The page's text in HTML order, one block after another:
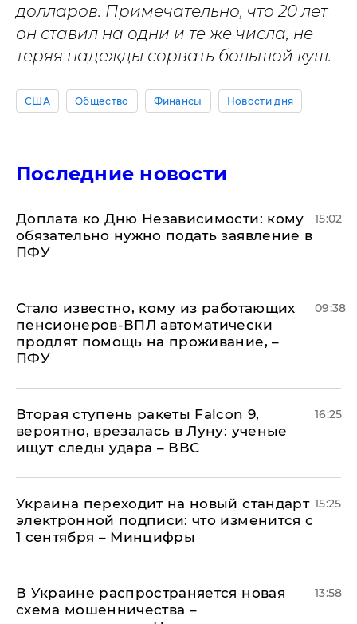
долларов. Примечательно, что 20 лет
он ставил на одни и те же числа, не
теряя надежды сорвать большой куш.
США Общество Финансы Новости дня
Последние новости
Доплата ко Дню Независимости: кому
обязательно нужно подать заявление в
ПФУ
15:02
Стало известно, кому из работающих
пенсионеров-ВПЛ автоматически
продлят помощь на проживание, –
ПФУ
09:38
Вторая ступень ракеты Falcon 9,
вероятно, врезалась в Луну: ученые
ищут следы удара – ВВС
16:25
Украина переходит на новый стандарт
электронной подписи: что изменится с
1 сентября – Минцифры
15:25
В Украине распространяется новая
схема мошенничества –
13:58